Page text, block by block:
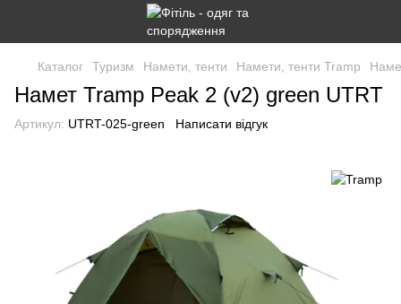
Каталог Туризм Намети, тенти Намети, тенти Tramp
Намет Tramp Peak 2 (v2) green UTRT
Артикул: UTRT-025-green Написати відгук